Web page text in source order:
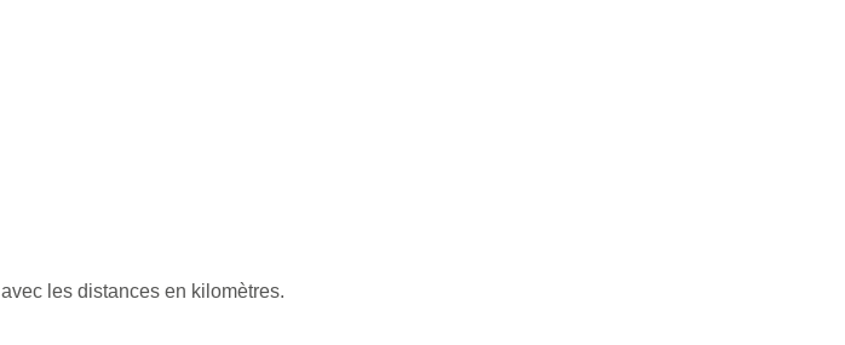
avec les distances en kilomètres.